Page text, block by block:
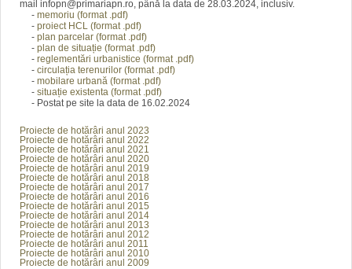
mail infopn@primariapn.ro, până la data de 28.03.2024, inclusiv.
- memoriu (format .pdf)
- proiect HCL (format .pdf)
- plan parcelar (format .pdf)
- plan de situație (format .pdf)
- reglementări urbanistice (format .pdf)
- circulația terenurilor (format .pdf)
- mobilare urbană (format .pdf)
- situație existenta (format .pdf)
- Postat pe site la data de 16.02.2024
Proiecte de hotărâri anul 2023
Proiecte de hotărâri anul 2022
Proiecte de hotărâri anul 2021
Proiecte de hotărâri anul 2020
Proiecte de hotărâri anul 2019
Proiecte de hotărâri anul 2018
Proiecte de hotărâri anul 2017
Proiecte de hotărâri anul 2016
Proiecte de hotărâri anul 2015
Proiecte de hotărâri anul 2014
Proiecte de hotărâri anul 2013
Proiecte de hotărâri anul 2012
Proiecte de hotărâri anul 2011
Proiecte de hotărâri anul 2010
Proiecte de hotărâri anul 2009